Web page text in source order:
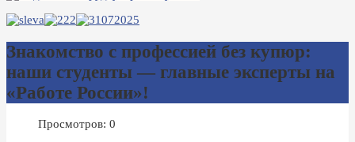
Знакомство с профессией без купюр:
наши студенты — главные эксперты на
«Работе России»!
Просмотров: 0